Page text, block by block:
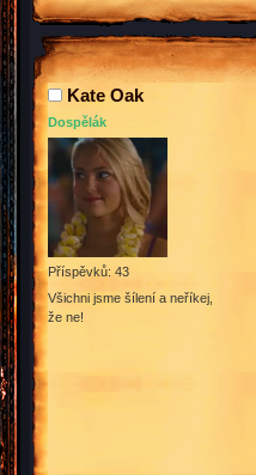
Kate Oak
Dospělák
Příspěvků: 43
Všichni jsme šílení a neříkej,
že ne!